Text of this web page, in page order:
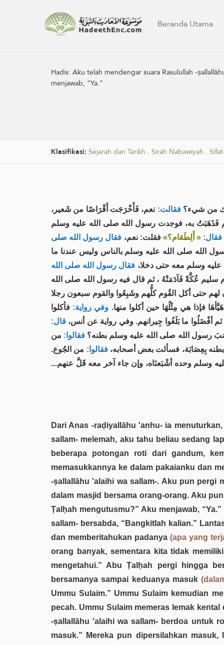
Beranda Utama
Hadis:Aku telah mendengar suara Rasulullah -
menjawab, “Ya.”
Klasifikasi: Sejarah dan Tarikh . Sirah Nabawiyah .
من شيء؟ فقالت: نعم، فَأَخْرَجَت أَقْرَاصًا من شَعير،
فَذَهَبَتُ به، فوجدت رسول الله صلى الله عليه وسلم
فقال: « أَلِطَعَام؟» فقلت: نعم، فقال رسول الله صلى
الله صلى الله عليه وسلم بالناس وليس عندنا ما
وسلم معه حتى دخلا، فقال رسول الله صلى الله
عُكَّةً فَآدَمَتْهُ ، ثم قال فيه رسول الله صلى الله
حتى أكل القُوم كلُّهم وشَبِعُوا والقوم سبعون رجلا
فإذا هي مِثْلُهَا حين أكلوا منها. وفي رواية: فأكلوا
ثم أفْضَلُوا ما بَلَغُوا جِيرانهم. وفي رواية عن أنس، قال:
رسول الله صلى الله عليه وسلم بطنه؟ فقالوا: من
بِعِصَابَة، فسألت بعض أصحابه، فقالوا: من الجُوع.
وسلم وحده أشْبَعنَاه، وإن جاء آخر معه قَلَّ عنهم...
Dari Anas -raḍiyallāhu 'anhu- ia
sallam- melemah, aku tahu beliau sedang
beberapa potongan roti dari gandum,
memasukkannya ke dalam pakaianku dan
-ṣallallāhu 'alaihi wa sallam-. Aku pun pergi
dalam masjid bersama orang-orang. Aku
Ṭalḥah mengutusmu?” Aku menjawab,
sallam- bersabda, “Bangkitlah kalian.”
dan memberitahukan padanya (apa yang
orang banyak, sementara kita tidak
mengetahui.” Abu Ṭalḥah pergi hingga
bersamanya sampai keduanya masuk
Ummu Sulaim.” Ummu Sulaim kemudian
pecah. Ummu Sulaim memeras lemak
-ṣallallāhu 'alaihi wa sallam- berdoa untuk
masuk.” Mereka pun dipersilahkan